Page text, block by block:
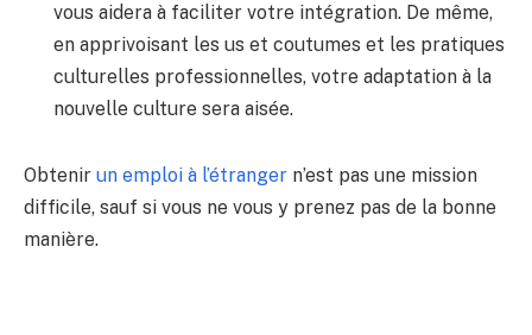
vous aidera à faciliter votre intégration. De même,
en apprivoisant les us et coutumes et les pratiques
culturelles professionnelles, votre adaptation à la
nouvelle culture sera aisée.
Obtenir un emploi à l’étranger n’est pas une mission
difficile, sauf si vous ne vous y prenez pas de la bonne
manière.